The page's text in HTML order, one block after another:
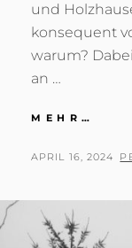
und
konsequent
warum?
an …
MEHR…
DER
POSTED
APRIL 16, 2024